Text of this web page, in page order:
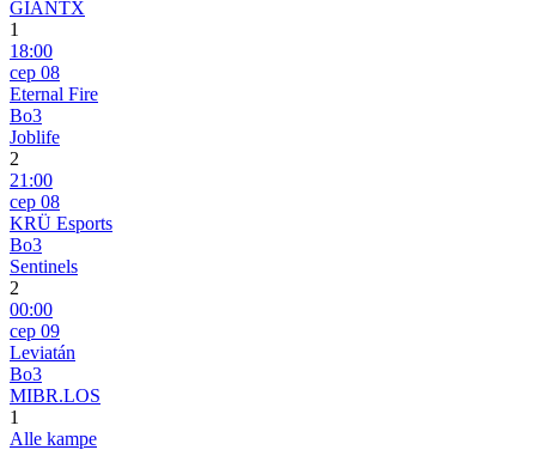
GIANTX
1
18:00
сер 08
Eternal Fire
Bo3
Joblife
2
21:00
сер 08
KRÜ Esports
Bo3
Sentinels
2
00:00
сер 09
Leviatán
Bo3
MIBR.LOS
1
Alle kampe